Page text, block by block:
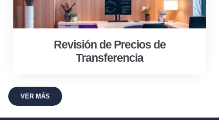
Revisión de Precios de
Transferencia
VER MÁS